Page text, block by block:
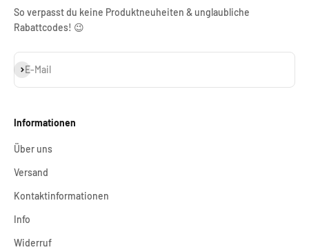
So verpasst du keine Produktneuheiten & unglaubliche
Rabattcodes! 😉
E-Mail
Abonnieren
Informationen
Über uns
Versand
Kontaktinformationen
Info
Widerruf